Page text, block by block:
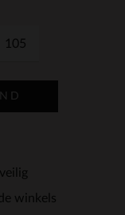
105
winkels